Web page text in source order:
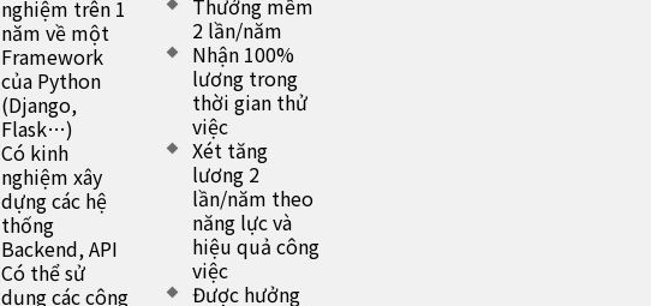
nghiệm trên 1
năm về một
Framework
của Python
(Django,
Flask…)
Có kinh
nghiệm xây
dựng các hệ
thống
Backend, API
Có thể sử
dụng các công
Thưởng mềm
2 lần/năm
Nhận 100%
lương trong
thời gian thử
việc
Xét tăng
lương 2
lần/năm theo
năng lực và
hiệu quả công
việc
Được hưởng